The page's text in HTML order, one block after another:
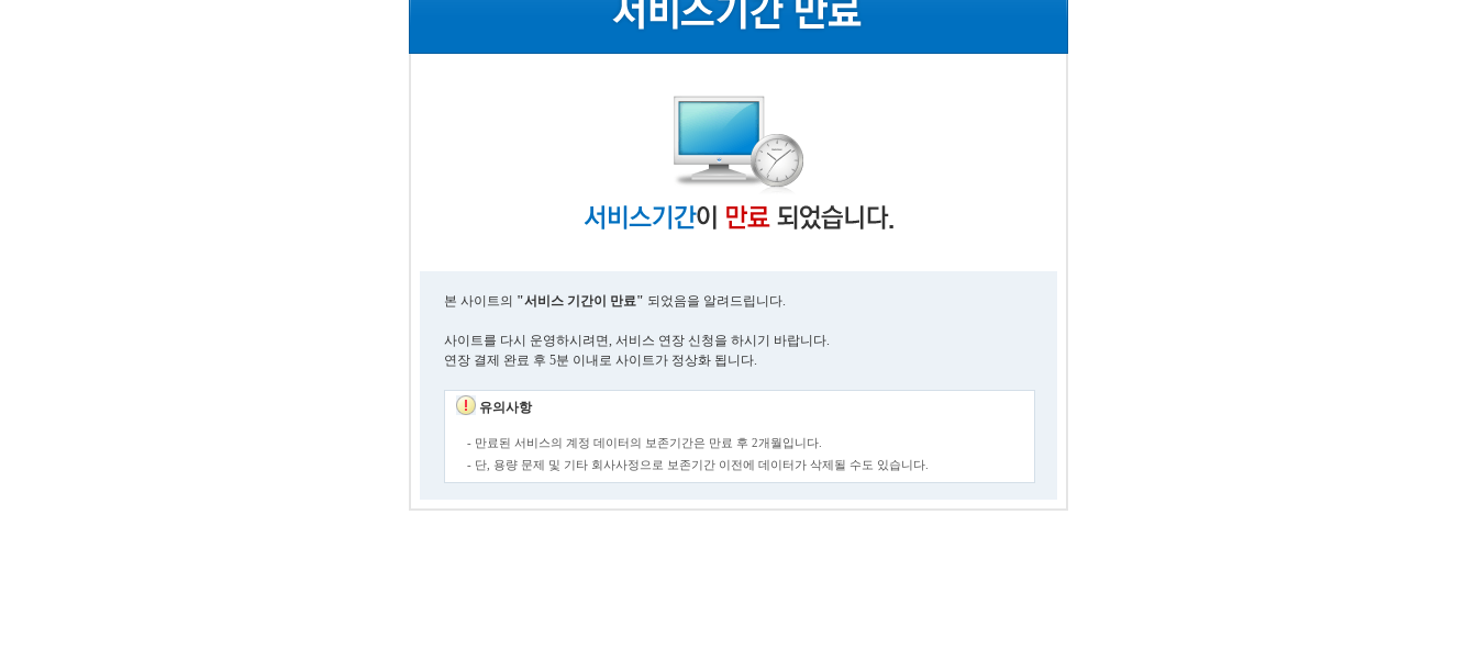
본 사이트의 "서비스 기간이 만료" 되었음을 알려드립니다.
사이트를 다시 운영하시려면, 서비스 연장 신청을 하시기 바랍니다.
연장 결제 완료 후 5분 이내로 사이트가 정상화 됩니다.
유의사항
- 만료된 서비스의 계정 데이터의 보존기간은 만료 후 2개월입니다.
- 단, 용량 문제 및 기타 회사사정으로 보존기간 이전에 데이터가 삭제될 수도 있습니다.